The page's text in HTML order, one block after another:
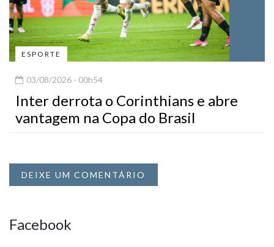
ESPORTE
03/08/2026 - 00h54
Inter derrota o Corinthians e abre
vantagem na Copa do Brasil
DEIXE UM COMENTÁRIO
Facebook